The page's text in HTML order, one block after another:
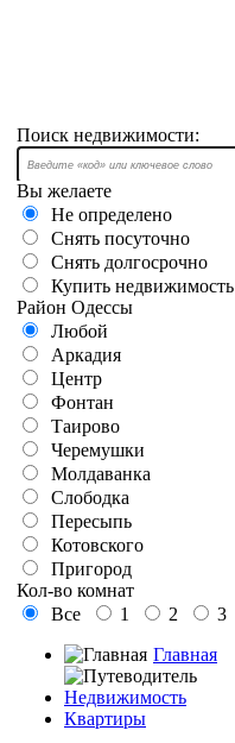
Поиск недвижимости:
Вы желаете
Не определено
Снять посуточно
Снять долгосрочно
Купить недвижимость
Район Одессы
Любой
Аркадия
Центр
Фонтан
Таирово
Черемушки
Молдаванка
Слободка
Пересыпь
Котовского
Пригород
Кол-во комнат
Все
1 2 3
Главная
Недвижимость
Квартиры